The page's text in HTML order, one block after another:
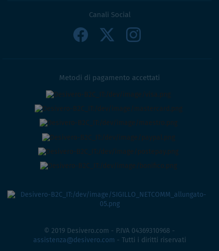
Canali Social
Metodi di pagamento accettati
© 2019 Desivero.com - P.IVA 04369310968 -
assistenza@desivero.com - Tutti i diritti riservati